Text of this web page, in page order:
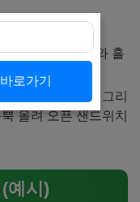
지방 마요네즈와 홀
섞어줍니다.
마토 슬라이스, 그리
올려 오픈 샌드위치
예시)
바로가기